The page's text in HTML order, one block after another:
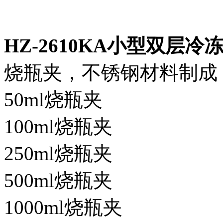
HZ-2610KA小型双层冷
烧瓶夹，不锈钢材料制
50ml烧瓶夹
100ml烧瓶夹
250ml烧瓶夹
500ml烧瓶夹
1000ml烧瓶夹